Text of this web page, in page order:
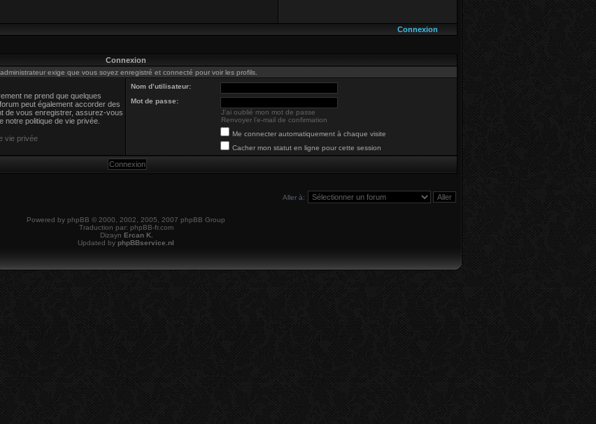
Connexion
Connexion
exige que vous soyez enregistré et connecté pour voir les profils.
ne prend que quelques
peut également accorder des
de vous enregistrer, assurez-vous
notre politique de vie privée.
vie privée
Nom d’utilisateur:
Mot de passe:
J’ai oublié mon mot de passe
Renvoyer l’e-mail de confirmation
Me connecter automatiquement à chaque visite
Cacher mon statut en ligne pour cette session
Aller à:
Powered by phpBB © 2000, 2002, 2005, 2007 phpBB Group
Traduction par: phpBB-fr.com
Dizayn Ercan K.
Updated by phpBBservice.nl